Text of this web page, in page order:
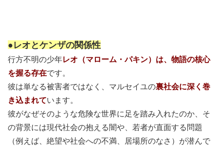
●レオとケンザの関係性
行方不明の少年レオ（マローム・パキン）は、物語の核心
を握る存在です。
彼は単なる被害者ではなく、マルセイユの裏社会に深く巻
き込まれています。
彼がなぜそのような危険な世界に足を踏み入れたのか、そ
の背景には現代社会の抱える闇や、若者が直面する問題
（例えば、絶望や社会への不満、居場所のなさ）が潜んで